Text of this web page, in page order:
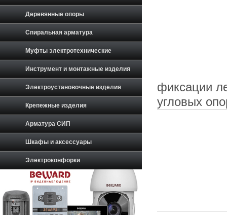
фиксации
угловых
Деревянные опоры
Спиральная арматура
Муфты электротехнические
Инструмент и монтажные изделия
Электроустановочные изделия
Крепежные изделия
Арматура СИП
Шкафы и аксессуары
Электроконфорки